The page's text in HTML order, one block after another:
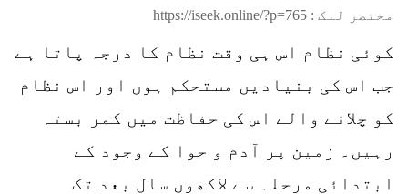
مختصر لنک : https://iseek.online/?p=765
کوئی نظام اس ہی وقت نظام کا درجہ پاتا ہے
جب اس کی بنیادیں مستحکم ہوں اور اس نظام
کو چلانے والے اس کی حفاظت میں کمر بستہ
رہیں۔ زمین پر آدم و حوا کے وجود کے
ابتدائی مرحلہ سے لاکھوں سال بعد تک